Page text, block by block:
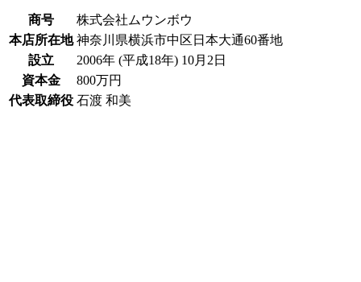
商号
株式会社ムウンボウ
本店所在地 神奈川県横浜市中区日本大通60番地
設立
2006年 (平成18年) 10月2日
資本金
800万円
代表取締役 石渡 和美